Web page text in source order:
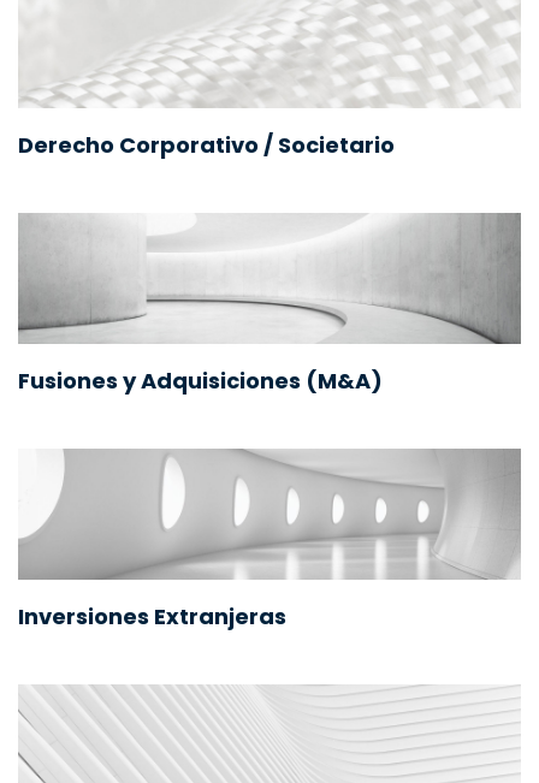
Derecho Corporativo / Societario
Fusiones y Adquisiciones (M&A)
Inversiones Extranjeras